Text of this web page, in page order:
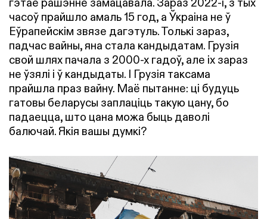
гэтае рашэнне замацавала. Зараз 2022-і, з тых
часоў прайшло амаль 15 год, а Ўкраіна не ў
Еўрапейскім звязе дагэтуль. Толькі зараз,
падчас вайны, яна стала кандыдатам. Грузія
свой шлях пачала з 2000-х гадоў, але іх зараз
не ўзялі і ў кандыдаты. І Грузія таксама
прайшла праз вайну. Маё пытанне: ці будуць
гатовы беларусы заплаціць такую цану, бо
падаецца, што цана можа быць даволі
балючай. Якія вашы думкі?